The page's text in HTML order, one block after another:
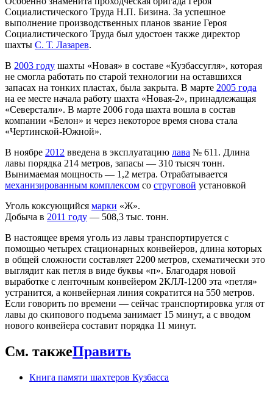
Социалистического Труда Н.П. Бизина. За успешное
выполнение производственных планов звание Героя
Социалистического Труда был удостоен также директор
шахты С. Т. Лазарев.
В 2003 году шахты «Новая» в составе «Кузбассугля», которая
не смогла работать по старой технологии на оставшихся
запасах на тонких пластах, была закрыта. В марте 2005 года
на ее месте начала работу шахта «Новая-2», принадлежащая
«Северстали». В марте 2006 года шахта вошла в состав
компании «Белон» и через некоторое время снова стала
«Чертинской-Южной».
В ноябре 2012 введена в эксплуатацию лава № 611. Длина
лавы порядка 214 метров, запасы — 310 тысяч тонн.
Вынимаемая мощность — 1,2 метра. Отрабатывается
механизированным комплексом со струговой установкой
Уголь коксующийся марки «Ж».
Добыча в 2011 году — 508,3 тыс. тонн.
В настоящее время уголь из лавы транспортируется с
помощью четырех стационарных конвейеров, длина которых
в общей сложности составляет 2200 метров, схематически это
выглядит как петля в виде буквы «п». Благодаря новой
выработке с ленточным конвейером 2КЛЛ-1200 эта «петля»
устранится, а конвейерная линия сократится на 550 метров.
Если говорить по времени — сейчас транспортировка угля от
лавы до скипового подъема занимает 15 минут, а с вводом
нового конвейера составит порядка 11 минут.
См. такжеПравить
Книга памяти шахтеров Кузбасса